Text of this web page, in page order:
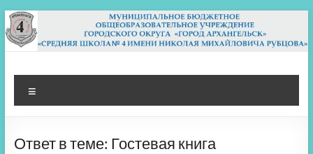
Перейти
к
содержимому
МБОУ СШ 4
Архангельск
Ответ в теме: Гостевая книга